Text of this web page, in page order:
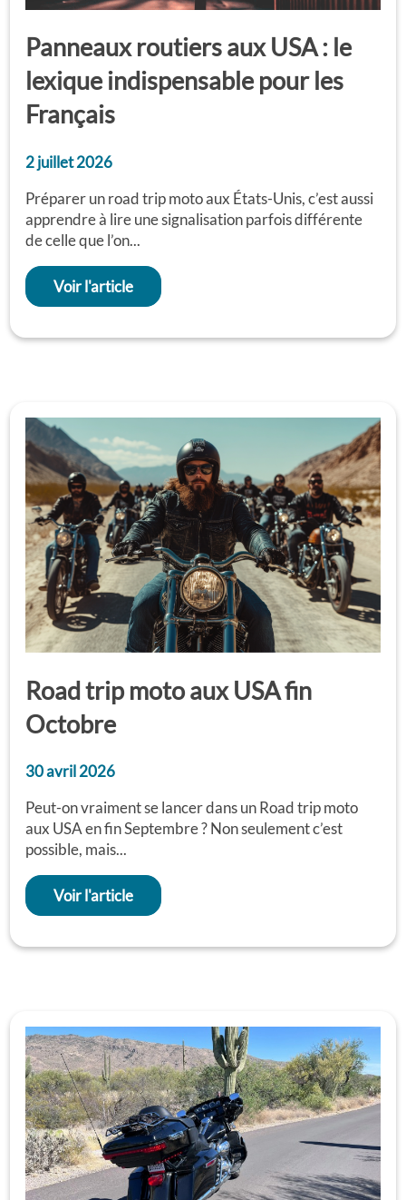
Panneaux routiers aux USA : le
lexique indispensable pour les
Français
2 juillet 2026
Préparer un road trip moto aux États-Unis, c’est aussi
apprendre à lire une signalisation parfois différente
de celle que l’on...
Voir l'article
Road trip moto aux USA fin
Octobre
30 avril 2026
Peut-on vraiment se lancer dans un Road trip moto
aux USA en fin Septembre ? Non seulement c’est
possible, mais...
Voir l'article